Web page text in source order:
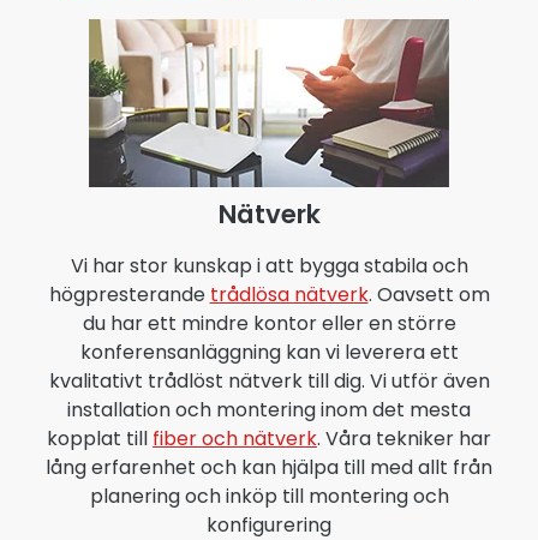
Nätverk
Vi har stor kunskap i att bygga stabila och
högpresterande trådlösa nätverk. Oavsett om
du har ett mindre kontor eller en större
konferensanläggning kan vi leverera ett
kvalitativt trådlöst nätverk till dig. Vi utför även
installation och montering inom det mesta
kopplat till fiber och nätverk. Våra tekniker har
lång erfarenhet och kan hjälpa till med allt från
planering och inköp till montering och
konfigurering